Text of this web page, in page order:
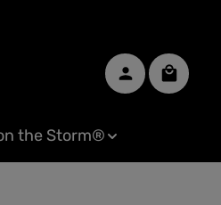
the Storm®